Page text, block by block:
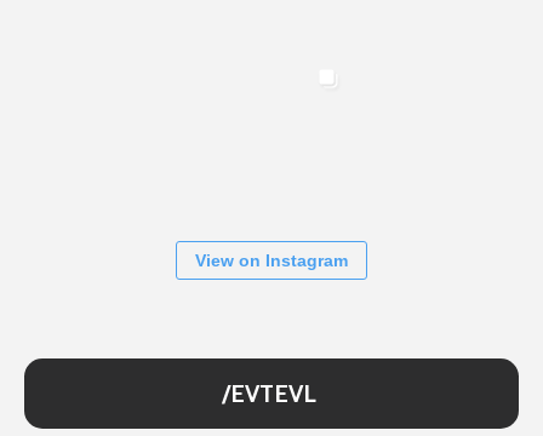
View on Instagram
/EVTEVL